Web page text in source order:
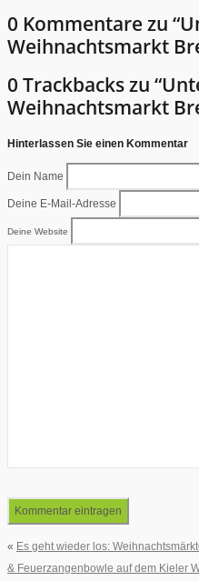
0 Kommentare zu
Weihnachtsmarkt
0 Trackbacks zu
Weihnachtsmarkt
Hinterlassen Sie einen Kommentar
Dein Name
Deine E-Mail-Adresse
Deine Website
« Es geht wieder los:
& Feuerzangenbowle auf dem Kieler